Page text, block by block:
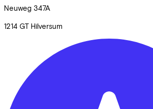
Neuweg 347A
1214 GT Hilversum